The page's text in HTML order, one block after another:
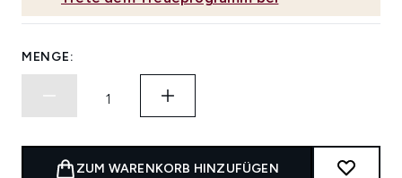
MENGE:
ZUM WARENKORB HINZUFÜGEN